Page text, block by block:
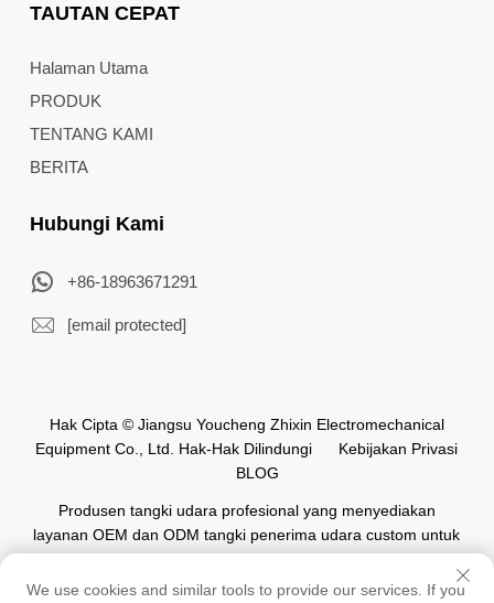
TAUTAN CEPAT
Halaman Utama
PRODUK
TENTANG KAMI
BERITA
Hubungi Kami
+86-18963671291
[email protected]
Hak Cipta © Jiangsu Youcheng Zhixin Electromechanical
Equipment Co., Ltd. Hak-Hak Dilindungi
Kebijakan Privasi
BLOG
Produsen tangki udara profesional yang menyediakan
layanan OEM dan ODM tangki penerima udara custom untuk
industri otomasi di seluruh dunia.
We use cookies and similar tools to provide our services. If you